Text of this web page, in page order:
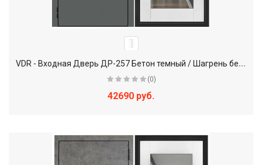
V
DR - Входная Дверь ДР-257 Бетон темный / Шагрень белая + Зеркало
(0)
42690 руб.